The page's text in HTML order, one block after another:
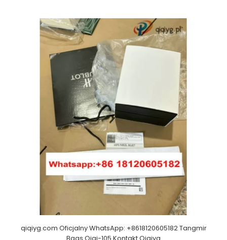
qiqiyg.com Oficjalny WhatsApp: +8618120605182 Tangmir